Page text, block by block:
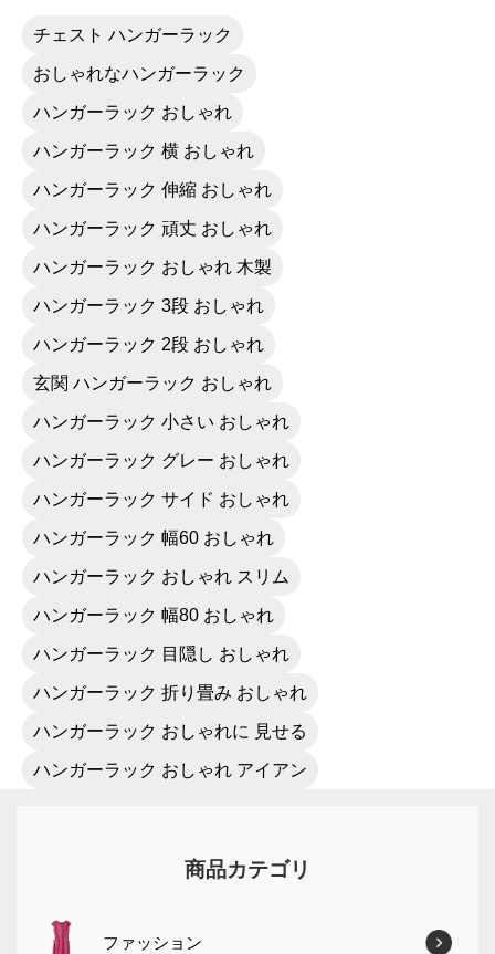
チェスト ハンガーラック
おしゃれなハンガーラック
ハンガーラック おしゃれ
ハンガーラック 横 おしゃれ
ハンガーラック 伸縮 おしゃれ
ハンガーラック 頑丈 おしゃれ
ハンガーラック おしゃれ 木製
ハンガーラック 3段 おしゃれ
ハンガーラック 2段 おしゃれ
玄関 ハンガーラック おしゃれ
ハンガーラック 小さい おしゃれ
ハンガーラック グレー おしゃれ
ハンガーラック サイド おしゃれ
ハンガーラック 幅60 おしゃれ
ハンガーラック おしゃれ スリム
ハンガーラック 幅80 おしゃれ
ハンガーラック 目隠し おしゃれ
ハンガーラック 折り畳み おしゃれ
ハンガーラック おしゃれに 見せる
ハンガーラック おしゃれ アイアン
商品カテゴリ
ファッション